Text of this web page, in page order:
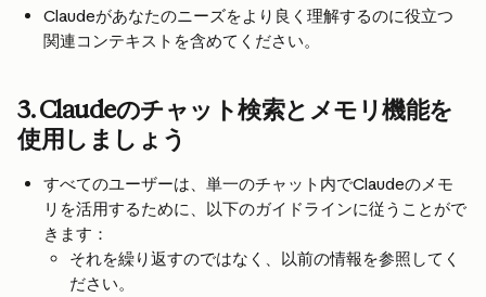
Claudeがあなたのニーズをより良く理解するのに役立つ
関連コンテキストを含めてください。
3. Claudeのチャット検索とメモリ機能を
使用しましょう
すべてのユーザーは、単一のチャット内でClaudeのメモ
リを活用するために、以下のガイドラインに従うことがで
きます：
それを繰り返すのではなく、以前の情報を参照してく
ださい。